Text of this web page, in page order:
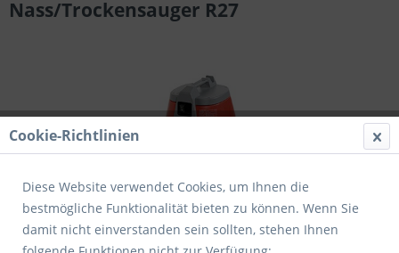
Nass/Trockensauger R27
Cookie-Richtlinien
Diese Website verwendet Cookies, um Ihnen die
bestmögliche Funktionalität bieten zu können. Wenn Sie
damit nicht einverstanden sein sollten, stehen Ihnen